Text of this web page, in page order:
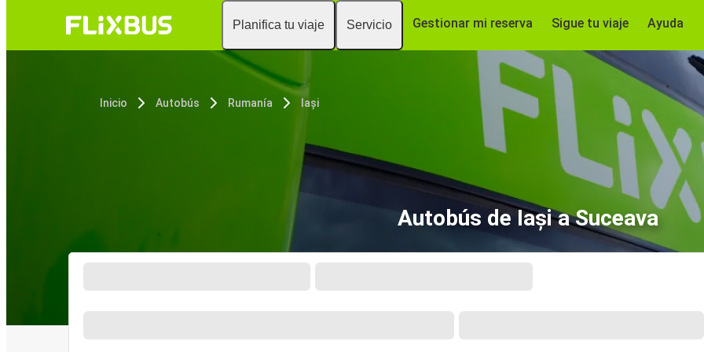
Planifica tu viaje Servicio Gestionar mi reserva Sigue tu viaje Ayuda
Inicio Autobús Rumanía Iași
Autobús de Iași a Suceava